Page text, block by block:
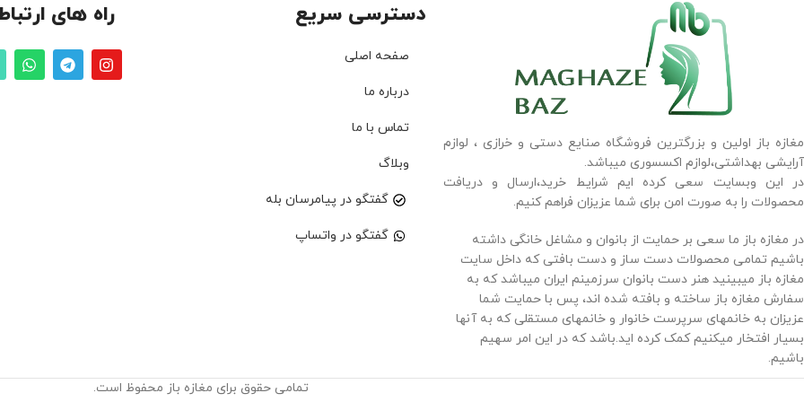
مغازه باز اولین و بزرگترین فروشگاه صنایع دستی و خرازی ، لوازم
آرایشی بهداشتی،لوازم اکسسوری میباشد.
در این وبسایت سعی کرده ایم شرایط خرید،ارسال و دریافت
محصولات را به صورت امن برای شما عزیزان فراهم کنیم.
در مغازه باز ما سعی بر حمایت از بانوان و مشاغل خانگی داشته
باشیم تمامی محصولات دست ساز و دست بافتی که داخل سایت
مغازه باز میبینید هنر دست بانوان سرزمینم ایران میباشد که به
سفارش مغازه باز ساخته و بافته شده اند، پس با حمایت شما
عزیزان به خانمهای سرپرست خانوار و خانمهای مستقلی که به آنها
بسیار افتخار میکنیم کمک کرده اید.باشد که در این امر سهیم
باشیم.
دسترسی سریع
صفحه اصلی
درباره ما
تماس با ما
وبلاگ
گفتگو در پیامرسان بله
گفتگو در واتساپ
راه های
تمامی حقوق برای مغازه باز محفوظ است.